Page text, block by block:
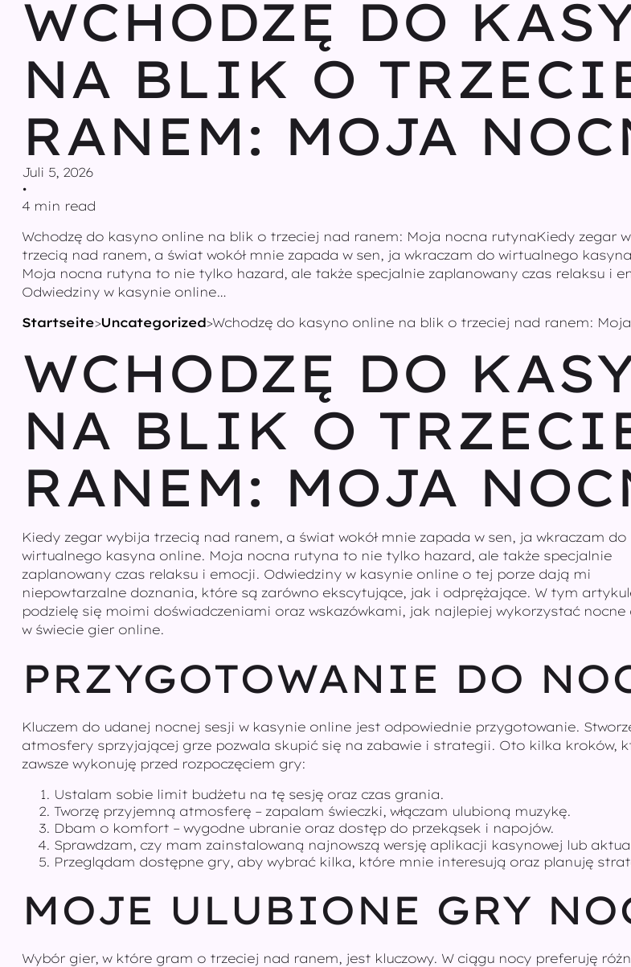
WCHODZĘ DO
NA BLIK O
RANEM: MOJA
Juli 5, 2026
•
4 min read
Wchodzę do kasyno online na blik o trzeciej nad ranem: Moja nocna rutynaKiedy zegar
trzecią nad ranem, a świat wokół mnie zapada w sen, ja wkraczam do wirtualnego
Moja nocna rutyna to nie tylko hazard, ale także specjalnie zaplanowany czas relaksu i
Odwiedziny w kasynie online…
Startseite>Uncategorized>Wchodzę do kasyno online na blik o trzeciej nad ranem:
WCHODZĘ DO
NA BLIK O
RANEM: MOJA
Kiedy zegar wybija trzecią nad ranem, a świat wokół mnie zapada w sen, ja wkraczam do
wirtualnego kasyna online. Moja nocna rutyna to nie tylko hazard, ale także specjalnie
zaplanowany czas relaksu i emocji. Odwiedziny w kasynie online o tej porze dają mi
niepowtarzalne doznania, które są zarówno ekscytujące, jak i odprężające. W tym
podzielę się moimi doświadczeniami oraz wskazówkami, jak najlepiej wykorzystać nocne
w świecie gier online.
PRZYGOTOWANIE DO
Kluczem do udanej nocnej sesji w kasynie online jest odpowiednie przygotowanie.
atmosfery sprzyjającej grze pozwala skupić się na zabawie i strategii. Oto kilka kroków,
zawsze wykonuję przed rozpoczęciem gry:
Ustalam sobie limit budżetu na tę sesję oraz czas grania.
Tworzę przyjemną atmosferę – zapalam świeczki, włączam ulubioną muzykę.
Dbam o komfort – wygodne ubranie oraz dostęp do przekąsek i napojów.
Sprawdzam, czy mam zainstalowaną najnowszą wersję aplikacji kasynowej lub
Przeglądam dostępne gry, aby wybrać kilka, które mnie interesują oraz planuję
MOJE ULUBIONE GRY
Wybór gier, w które gram o trzeciej nad ranem, jest kluczowy. W ciągu nocy preferuję